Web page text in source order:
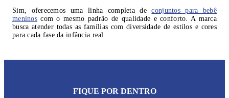
Sim, oferecemos uma linha completa deconjuntos para bebê
meninoscom o mesmo padrão de qualidade e conforto. A marca
busca atender todas as famílias com diversidade de estilos e cores
para cada fase da infância real.
FIQUE POR DENTRO